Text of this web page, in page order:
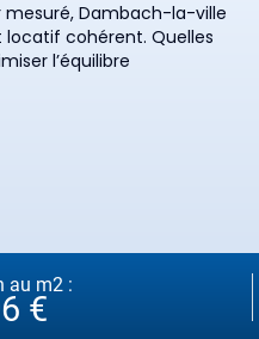
Dambach-la-ville
cohérent. Quelles
l’équilibre
au m2 :
€